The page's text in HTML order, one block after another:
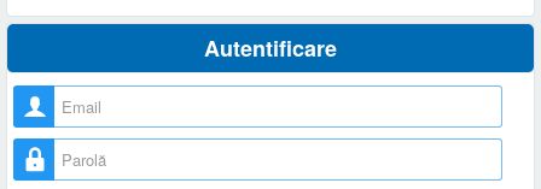
Autentificare
Nume utilizator
Parolă